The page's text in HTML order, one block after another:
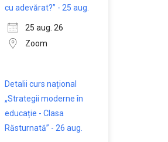
cu adevărat?” - 25 aug.
25 aug. 26
Zoom
Detalii curs național
„Strategii moderne în
educație - Clasa
Răsturnată” - 26 aug.